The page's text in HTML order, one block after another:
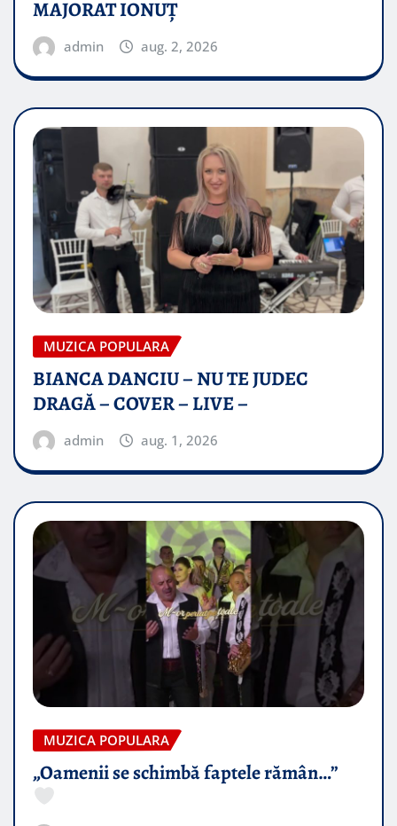
MAJORAT IONUŢ
admin aug. 2, 2026
MUZICA POPULARA
BIANCA DANCIU – NU TE JUDEC
DRAGĂ – COVER – LIVE –
admin aug. 1, 2026
MUZICA POPULARA
„Oamenii se schimbă faptele rămân…”